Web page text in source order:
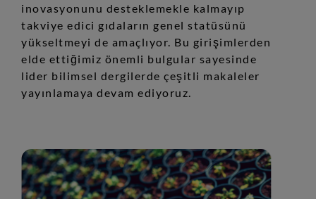
inovasyonunu desteklemekle kalmayıp
takviye edici gıdaların genel statüsünü
yükseltmeyi de amaçlıyor. Bu girişimlerden
elde ettiğimiz önemli bulgular sayesinde
lider bilimsel dergilerde çeşitli makaleler
yayınlamaya devam ediyoruz.